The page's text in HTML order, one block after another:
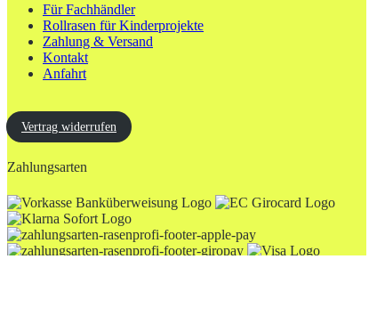
Für Fachhändler
Rollrasen für Kinderprojekte
Zahlung & Versand
Kontakt
Anfahrt
Vertrag widerrufen
Zahlungsarten